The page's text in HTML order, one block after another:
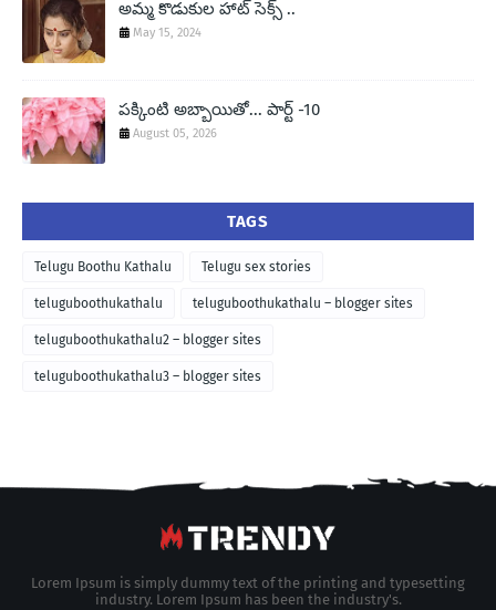
అమ్మ కొడుకుల హాట్ సెక్స్ ..
May 15, 2024
పక్కింటి అబ్బాయితో... పార్ట్ -10
August 05, 2026
TAGS
Telugu Boothu Kathalu Telugu sex stories
teluguboothukathalu teluguboothukathalu – blogger sites
teluguboothukathalu2 – blogger sites
teluguboothukathalu3 – blogger sites
Lorem Ipsum is simply dummy text of the printing and typesetting
industry. Lorem Ipsum has been the industry's.